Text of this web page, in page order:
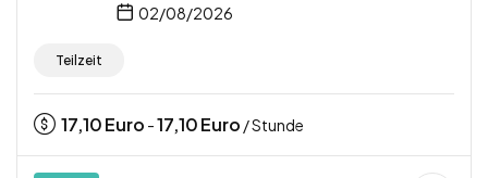
02/08/2026
Teilzeit
17,10Euro -17,10Euro / Stunde